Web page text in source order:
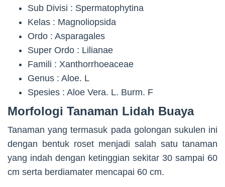
Sub Divisi : Spermatophytina
Kelas : Magnoliopsida
Ordo : Asparagales
Super Ordo : Lilianae
Famili : Xanthorrhoeaceae
Genus : Aloe. L
Spesies : Aloe Vera. L. Burm. F
Morfologi Tanaman Lidah Buaya
Tanaman yang termasuk pada golongan sukulen ini
dengan bentuk roset menjadi salah satu tanaman
yang indah dengan ketinggian sekitar 30 sampai 60
cm serta berdiamater mencapai 60 cm.